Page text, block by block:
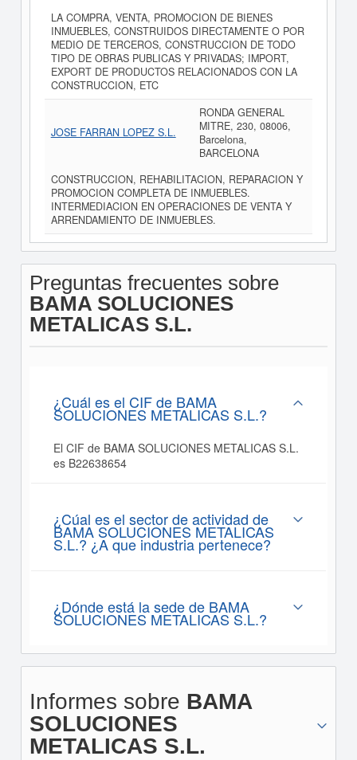
LA COMPRA, VENTA, PROMOCION DE BIENES
INMUEBLES, CONSTRUIDOS DIRECTAMENTE O POR
MEDIO DE TERCEROS, CONSTRUCCION DE TODO
TIPO DE OBRAS PUBLICAS Y PRIVADAS; IMPORT,
EXPORT DE PRODUCTOS RELACIONADOS CON LA
CONSTRUCCION, ETC
JOSE FARRAN LOPEZ S.L.
RONDA GENERAL
MITRE, 230, 08006,
Barcelona,
BARCELONA
CONSTRUCCION, REHABILITACION, REPARACION Y
PROMOCION COMPLETA DE INMUEBLES.
INTERMEDIACION EN OPERACIONES DE VENTA Y
ARRENDAMIENTO DE INMUEBLES.
Preguntas frecuentes sobre
BAMA SOLUCIONES
METALICAS S.L.
¿Cuál es el CIF de BAMA
SOLUCIONES METALICAS S.L.?
El CIF de BAMA SOLUCIONES METALICAS S.L.
es B22638654
¿Cúal es el sector de actividad de
BAMA SOLUCIONES METALICAS
S.L.? ¿A que industria pertenece?
¿Dónde está la sede de BAMA
SOLUCIONES METALICAS S.L.?
Informes sobre BAMA
SOLUCIONES
METALICAS S.L.